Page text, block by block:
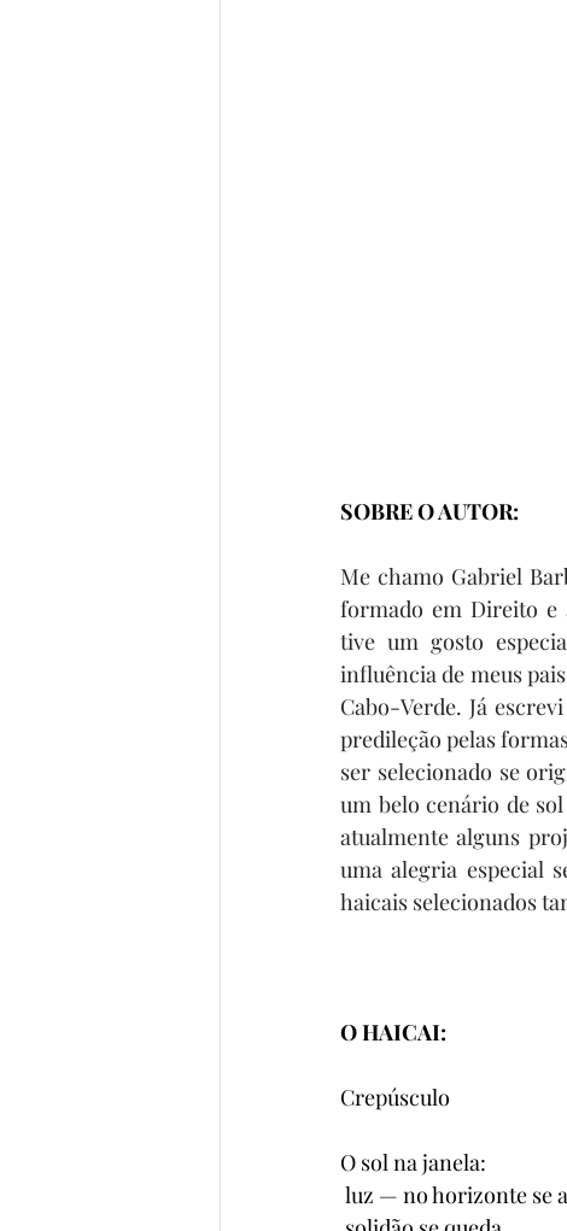
SOBRE O AUTOR:
Me chamo Gabriel
formado em Direito e
tive um gosto
influência de meus
Cabo-Verde. Já
predileção pelas
ser selecionado se
um belo cenário de
atualmente alguns
uma alegria especial
haicais selecionados
O HAICAI:
Crepúsculo
O sol na janela:
luz — no horizonte se